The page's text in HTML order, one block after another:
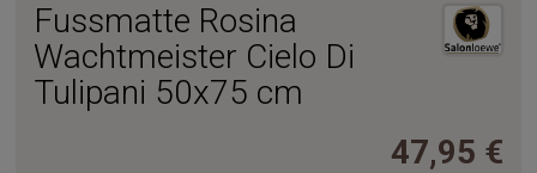
Fussmatte Rosina
Wachtmeister Cielo Di
Tulipani 50x75 cm
47,95 €